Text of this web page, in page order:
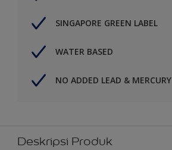
SINGAPORE GREEN LABEL
WATER BASED
NO ADDED LEAD & MERCURY
Deskripsi Produk